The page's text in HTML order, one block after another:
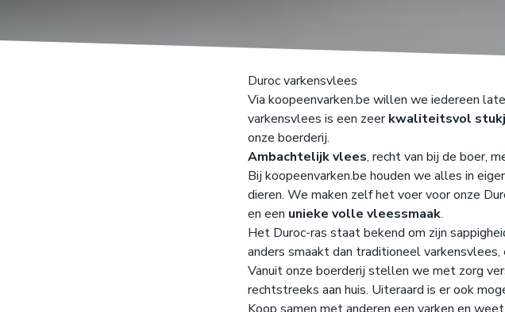
Duroc varkensvlees
Via koopeenvarken.be willen we iedereen
varkensvlees is een zeerkwaliteitsvol
onze boerderij.
Ambachtelijk vlees, recht van bij de boer,
Bij koopeenvarken.be houden we alles in
dieren. We maken zelf het voer voor onze
en een unieke volle vleessmaak.
Het Duroc-ras staat bekend om zijn
anders smaakt dan traditioneel varkensvlees,
Vanuit onze boerderij stellen we met zorg
rechtstreeks aan huis. Uiteraard is er ook